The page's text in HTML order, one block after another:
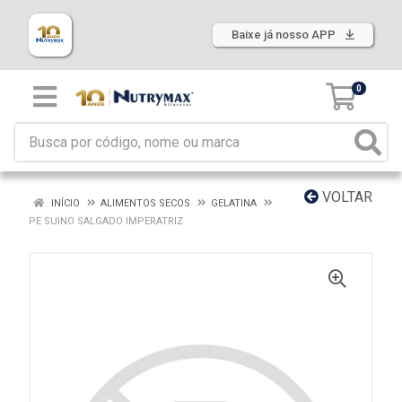
Baixe já nosso APP
0
VOLTAR
INÍCIO ALIMENTOS SECOS
GELATINA
PE SUINO SALGADO IMPERATRIZ